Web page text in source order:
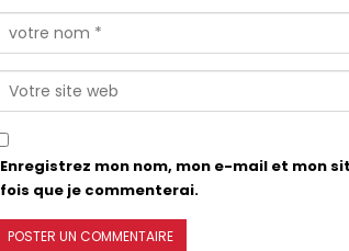
Enregistrez mon nom, mon e-mail et mon
fois que je commenterai.